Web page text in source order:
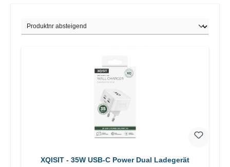
XQISIT - 35W USB-C Power Dual Ladegerät